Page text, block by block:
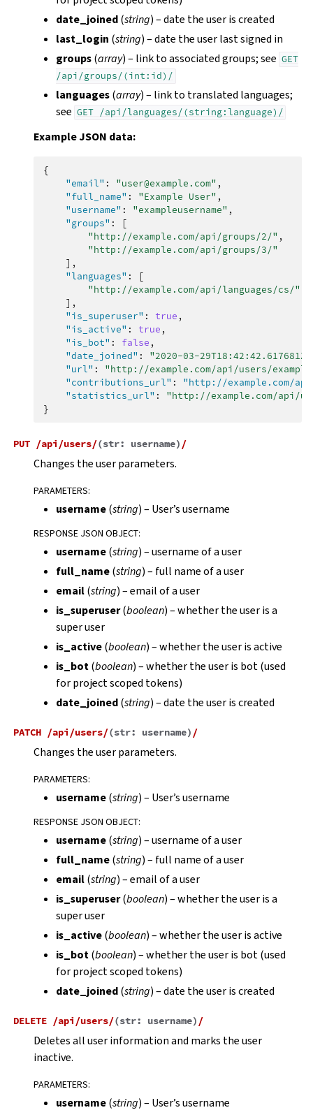
date_joined(string) – date the user is created
last_login (string) – date the user last signed in
groups(array) – link to associated groups; see GET
/api/groups/(int:id)/
languages(array) – link to translated languages;
see GET /api/languages/(string:language)/
Example JSON data:
{
"email" : "user@example.com" ,
"full_name" : "Example User" ,
"username" : "exampleusername" ,
"groups" :
[
"http://example.com/api/groups/2/" ,
"http://example.com/api/groups/3/"
],
"languages" :
[
"http://example.com/api/languages/cs/"
],
"is_superuser" : true ,
"is_active" : true ,
"is_bot" : false ,
"date_joined" : "2020-03-29T18:42:42.617681Z"
"url" :
"http://example.com/api/users/
"contributions_url" :
"http://example.com/
"statistics_url" :
"http://example.com/api/
}
PUT /api/users/(str: username) /
Changes the user parameters.
PARAMETERS:
username(string) – User’s username
RESPONSE JSON OBJECT:
username(string) – username of a user
full_name(string) – full name of a user
email(string) – email of a user
is_superuser(boolean) – whether the user is a
super user
is_active(boolean) – whether the user is active
is_bot(boolean) – whether the user is bot (used
for project scoped tokens)
date_joined(string) – date the user is created
PATCH /api/users/(str: username) /
Changes the user parameters.
PARAMETERS:
username(string) – User’s username
RESPONSE JSON OBJECT:
username(string) – username of a user
full_name(string) – full name of a user
email(string) – email of a user
is_superuser(boolean) – whether the user is a
super user
is_active(boolean) – whether the user is active
is_bot(boolean) – whether the user is bot (used
for project scoped tokens)
date_joined(string) – date the user is created
DELETE /api/users/(str: username) /
Deletes all user information and marks the user
inactive.
PARAMETERS:
username(string) – User’s username